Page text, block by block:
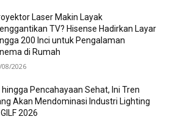
Laser Makin Layak
TV? Hisense Hadirkan Layar
200 Inci untuk Pengalaman
di Rumah
08/2026
hingga Pencahayaan Sehat, Ini Tren
Akan Mendominasi Industri Lighting
2026